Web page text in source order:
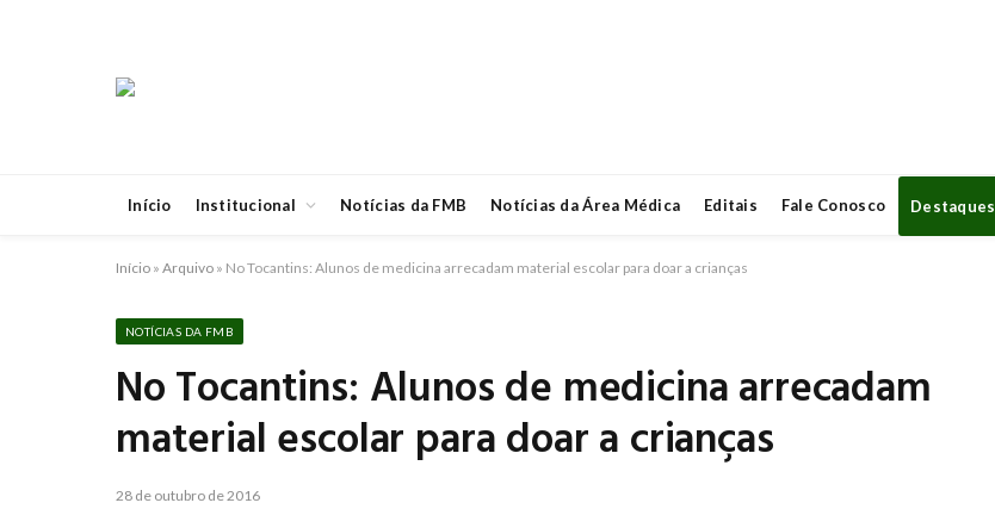
Início Institucional Notícias da FMB Notícias da Área Médica Editais Fale Conosco Destaques
Início » Arquivo » No Tocantins: Alunos de medicina arrecadam material escolar para doar a crianças
NOTÍCIAS DA FMB
No Tocantins: Alunos de medicina arrecadam
material escolar para doar a crianças
28 de outubro de 2016